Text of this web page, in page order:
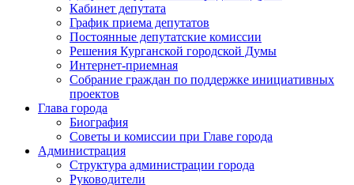
Кабинет депутата
График приема депутатов
Постоянные депутатские комиссии
Решения Курганской городской Думы
Интернет-приемная
Собрание граждан по поддержке инициативных
проектов
Глава города
Биография
Советы и комиссии при Главе города
Администрация
Структура администрации города
Руководители